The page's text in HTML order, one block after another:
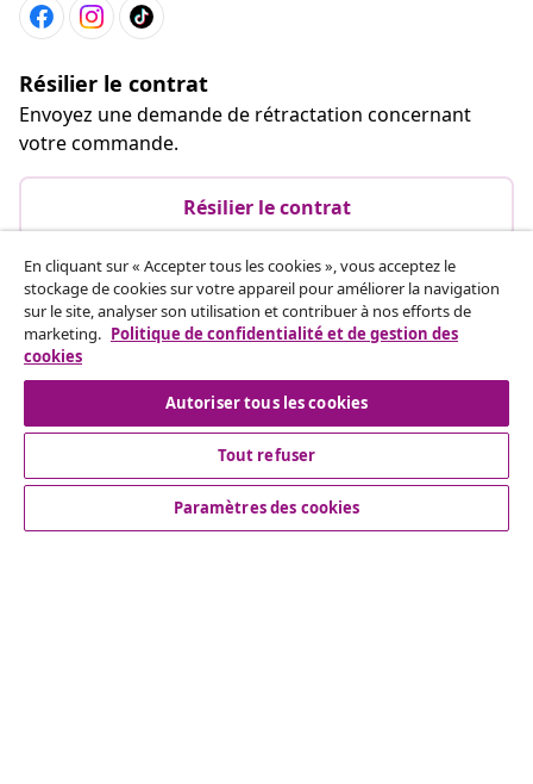
Résilier le contrat
Envoyez une demande de rétractation concernant
votre commande.
Résilier le contrat
Service Clients
Entreprises
Découvrez-en plus
En cliquant sur « Accepter tous les cookies », vous acceptez le
stockage de cookies sur votre appareil pour améliorer la navigation
sur le site, analyser son utilisation et contribuer à nos efforts de
marketing. Politique de confidentialité et de gestion des
cookies
Autoriser tous les cookies
Tout refuser
Paramètres des cookies